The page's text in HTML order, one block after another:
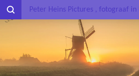
Ga
direct
hoofdinhoud
Peter Heins Pictures , fotograaf in